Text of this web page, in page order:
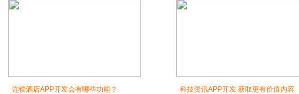
连锁酒店APP开发会有哪些功能？
科技资讯APP开发 获取更有价值内容